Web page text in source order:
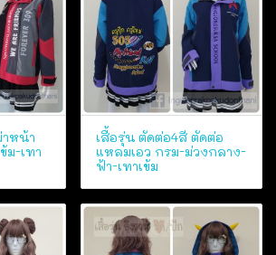
หน้า
ม-เทา
เสื้อรุ่น ตัดต่อ4สี ตัดต่อ
แหลมเอว กรม-ม่วงกลาง-
ฟ้า-เทาเข้ม